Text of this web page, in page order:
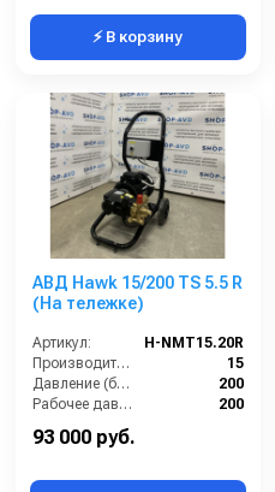
⚡ В корзину
АВД Hawk 15/200 TS 5.5 R
(На тележке)
Артикул:
H-NMT15.20R
Производительность (л/мин):
15
Давление (бар):
200
Рабочее давление (бар):
200
Мощность (кВт):
93 000 руб.